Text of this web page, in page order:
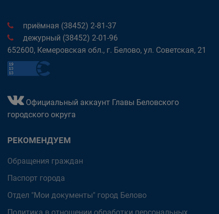
приёмная (38452) 2-81-37
дежурный (38452) 2-01-96
652600, Кемеровская обл., г. Белово, ул. Советская, 21
Официальный аккаунт Главы Беловского
городского округа
РЕКОМЕНДУЕМ
Обращения граждан
Паспорт города
Отдел "Мои документы" город Белово